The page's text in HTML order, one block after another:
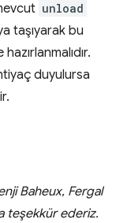
unload
taşıyarak bu
duyulursa
Baheux, Fergal
teşekkür ederiz.